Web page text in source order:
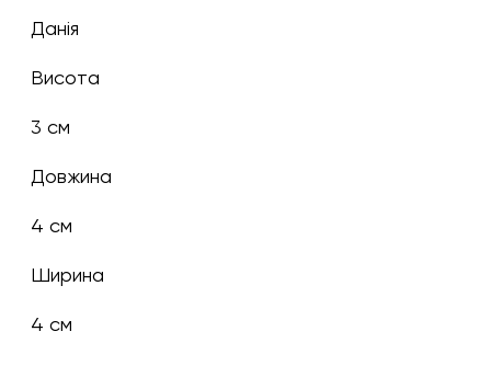
Данія
Висота
3 см
Довжина
4 см
Ширина
4 см